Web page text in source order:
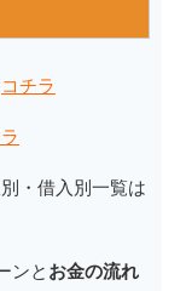
コチラ
・借入別一覧は
ンと お金の流れ